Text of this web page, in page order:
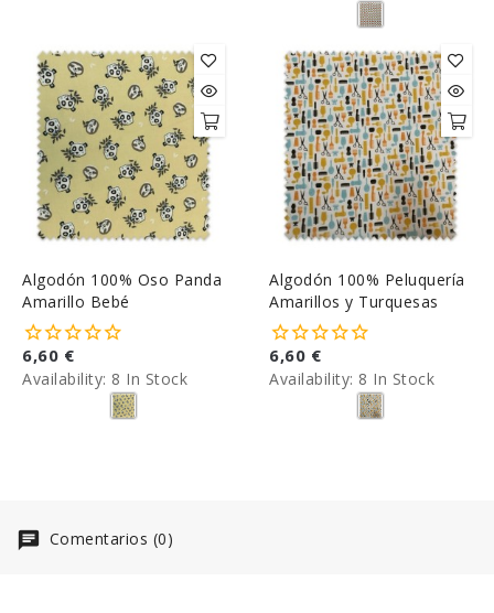
Algodón 100% Oso Panda
Amarillo Bebé
6,60 €
Availability: 8 In Stock
Algodón 100% Peluquería
Amarillos y Turquesas
6,60 €
Availability: 8 In Stock
Comentarios (0)